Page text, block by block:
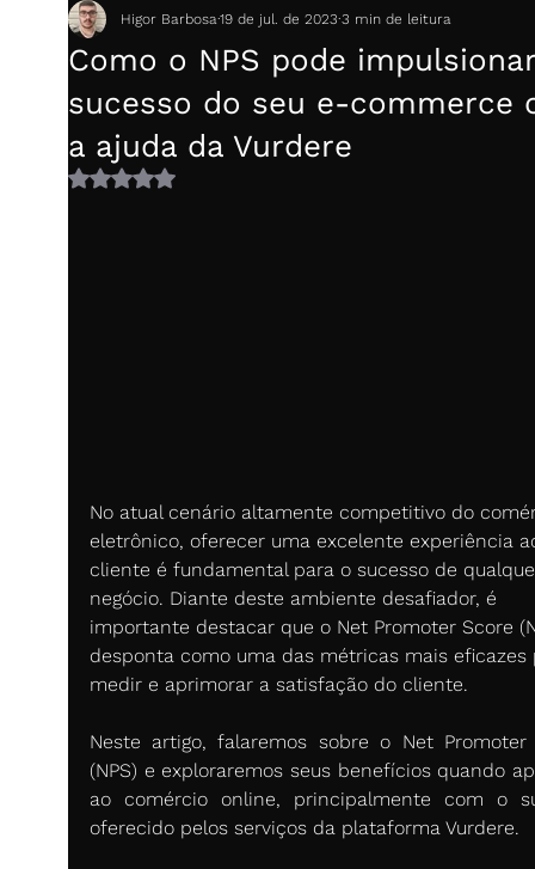
Como o NPS pode
sucesso do seu e-commerce
a ajuda da Vurdere
Higor Barbosa19 de jul. de 2023 3 min de leitura
Avaliado com NaN de 5 estrelas.
No atual cenário altamente competitivo do
eletrônico, oferecer uma excelente experiência
cliente é fundamental para o sucesso de
negócio. Diante deste ambiente desafiador, é
importante destacar que o Net Promoter Score
desponta como uma das métricas mais
medir e aprimorar a satisfação do cliente.
Neste artigo, falaremos sobre o Net Promoter
(NPS) e exploraremos seus benefícios quando
ao comércio online, principalmente com o
oferecido pelos serviços da plataforma Vurdere.